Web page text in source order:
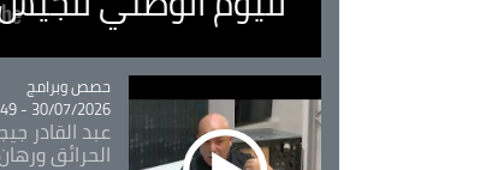
Catégorie
حصص وبرامج
30/07/2026 - 09:49
عبد القادر
الحرائق